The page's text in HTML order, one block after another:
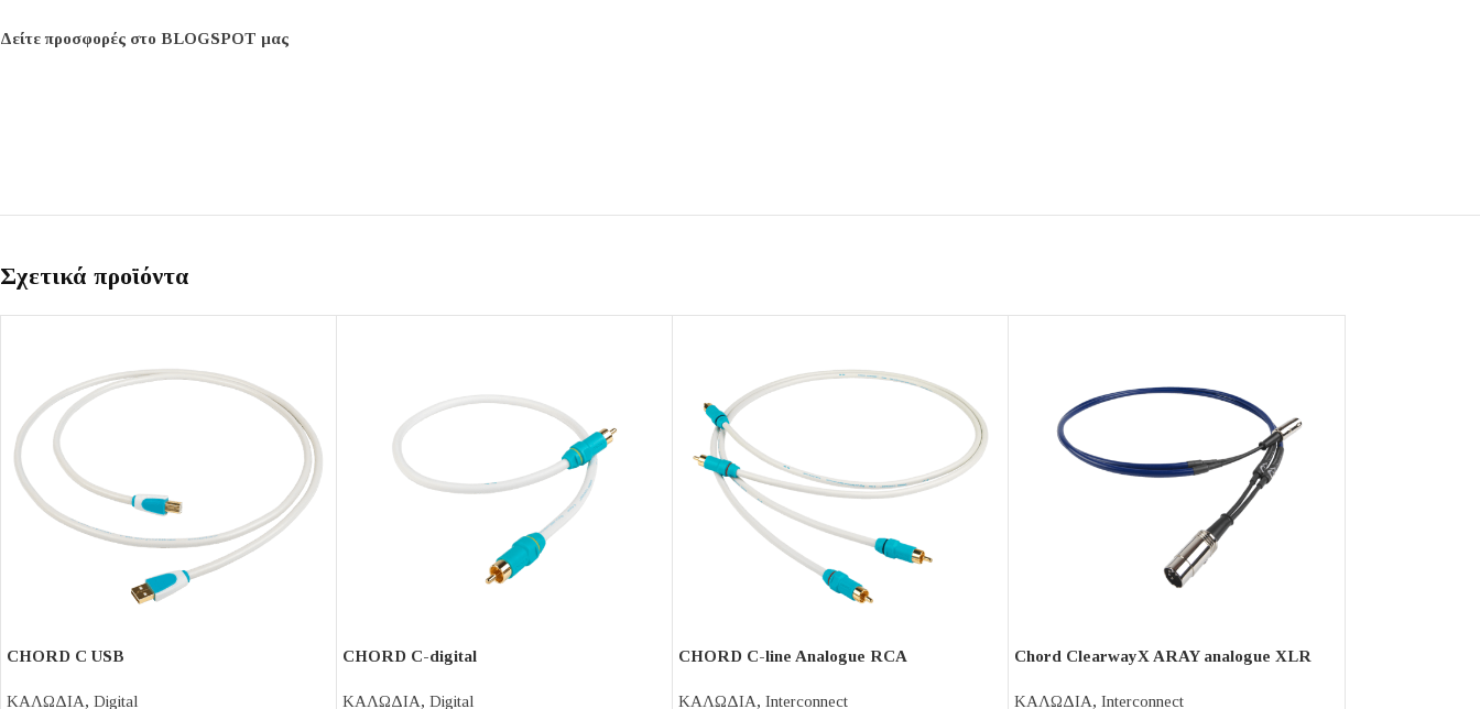
Δείτε προσφορές στο BLOGSPOT μας
Σχετικά προϊόντα
CHORD C USB
ΚΑΛΩΔΙΑ, Digital
CHORD C-digital
ΚΑΛΩΔΙΑ, Digital
CHORD C-line Analogue RCA
ΚΑΛΩΔΙΑ, Interconnect
Chord ClearwayX ARAY analogue XLR
ΚΑΛΩΔΙΑ, Interconnect